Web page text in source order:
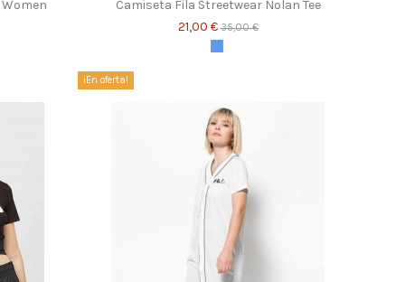
Camiseta Fila Streetwear Nolan Tee
21,00 € 35,00 €
Azul
¡En oferta!